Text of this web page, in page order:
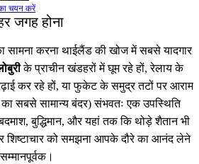
चयन करें
जगह होना
सामना करना थाईलैंड की खोज में सबसे यादगार
के प्राचीन खंडहरों में घूम रहे हों, रेलाय के
कर रहे हों, या फुकेट के समुद्र तटों पर आराम
सबसे सामान्य बंदर) संभवतः एक उपस्थिति
बुद्धिमान, और यहां तक कि थोड़े शैतान भी
को समझना आपके दौरे का आनंद लेने